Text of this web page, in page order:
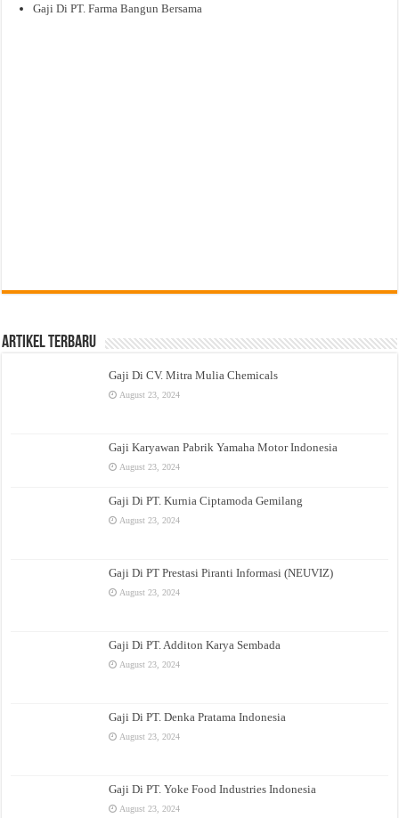
Gaji Di PT. Farma Bangun Bersama
Artikel Terbaru
Gaji Di CV. Mitra Mulia Chemicals
August 23, 2024
Gaji Karyawan Pabrik Yamaha Motor Indonesia
August 23, 2024
Gaji Di PT. Kurnia Ciptamoda Gemilang
August 23, 2024
Gaji Di PT Prestasi Piranti Informasi (NEUVIZ)
August 23, 2024
Gaji Di PT. Additon Karya Sembada
August 23, 2024
Gaji Di PT. Denka Pratama Indonesia
August 23, 2024
Gaji Di PT. Yoke Food Industries Indonesia
August 23, 2024